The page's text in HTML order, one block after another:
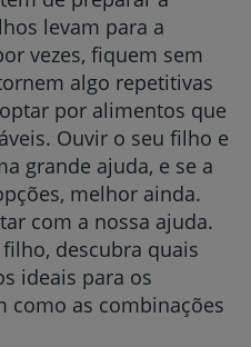
levam para a
vezes, fiquem sem
algo repetitivas
por alimentos que
Ouvir o seu filho e
grande ajuda, e se a
melhor ainda.
com a nossa ajuda.
descubra quais
ideais para os
como as combinações